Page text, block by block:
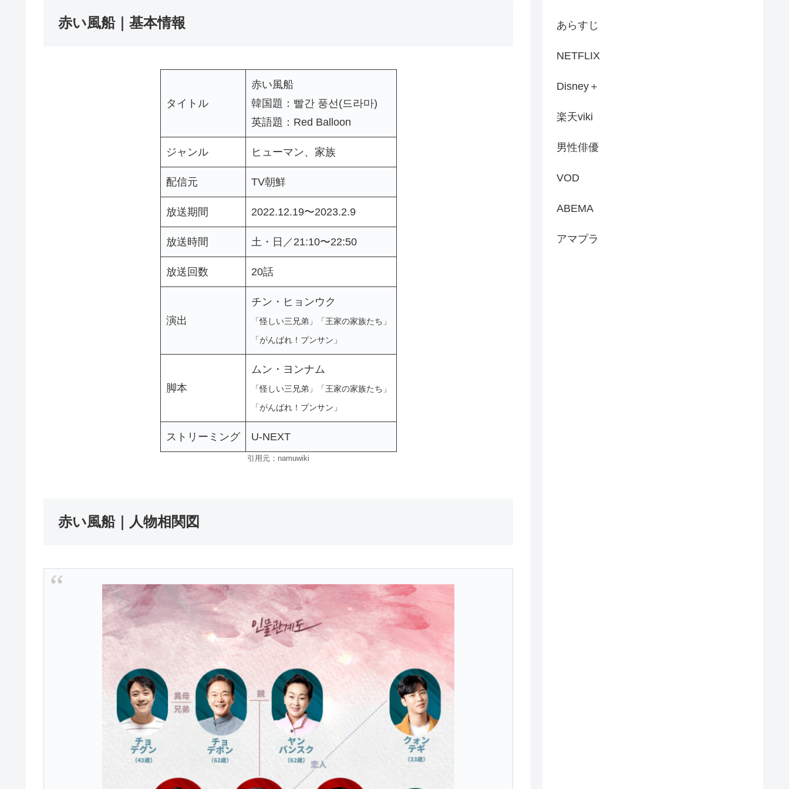
赤い風船｜基本情報
タイトル
赤い風船
韓国題：빨간 풍선(드라마)
英語題：Red Balloon
ジャンル ヒューマン、家族
配信元 TV朝鮮
放送期間 2022.12.19〜2023.2.9
放送時間 土・日／21:10〜22:50
放送回数 20話
演出
チン・ヒョンウク
「怪しい三兄弟」「王家の家族たち」
「がんばれ！プンサン」
脚本
ムン・ヨンナム
「怪しい三兄弟」「王家の家族たち」
「がんばれ！プンサン」
ストリーミング U-NEXT
引用元：namuwiki
赤い風船｜人物相関図
あらすじ
NETFLIX
Disney＋
楽天viki
男性俳優
VOD
ABEMA
アマプラ